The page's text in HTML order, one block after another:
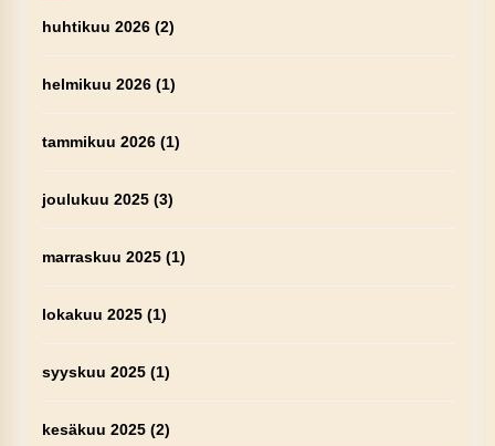
huhtikuu 2026(2)
helmikuu 2026(1)
tammikuu 2026(1)
joulukuu 2025(3)
marraskuu 2025(1)
lokakuu 2025(1)
syyskuu 2025(1)
kesäkuu 2025(2)